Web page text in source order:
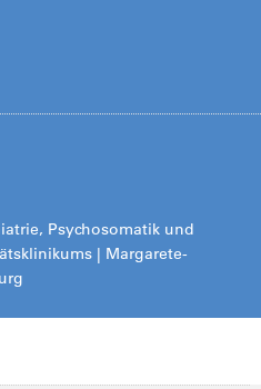
Psychosomatik und
| Margarete-